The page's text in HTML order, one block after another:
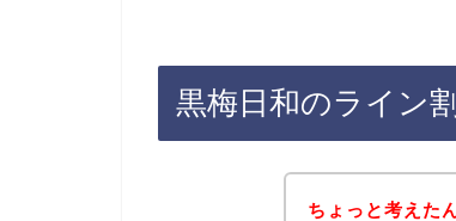
黒梅日和のライン
ちょっと考えた